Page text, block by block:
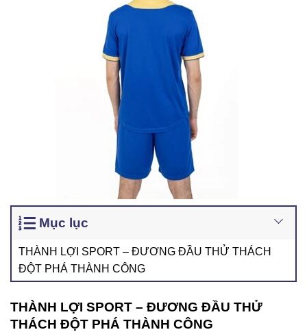
Mục lục
THÀNH LỢI SPORT – ĐƯƠNG ĐẦU THỬ THÁCH
ĐỘT PHÁ THÀNH CÔNG
THÀNH LỢI SPORT – ĐƯƠNG ĐẦU THỬ
THÁCH ĐỘT PHÁ THÀNH CÔNG